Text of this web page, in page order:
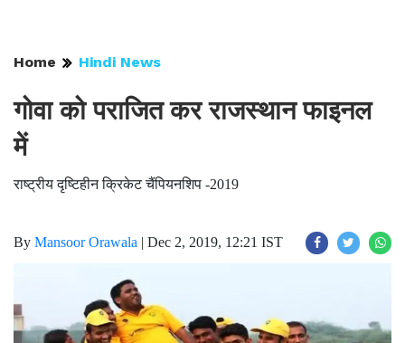
Home Hindi News
गोवा को पराजित कर राजस्थान फाइनल
में
राष्ट्रीय दृष्टिहीन क्रिकेट चैंपियनशिप -2019
By Mansoor Orawala | Dec 2, 2019, 12:21 IST